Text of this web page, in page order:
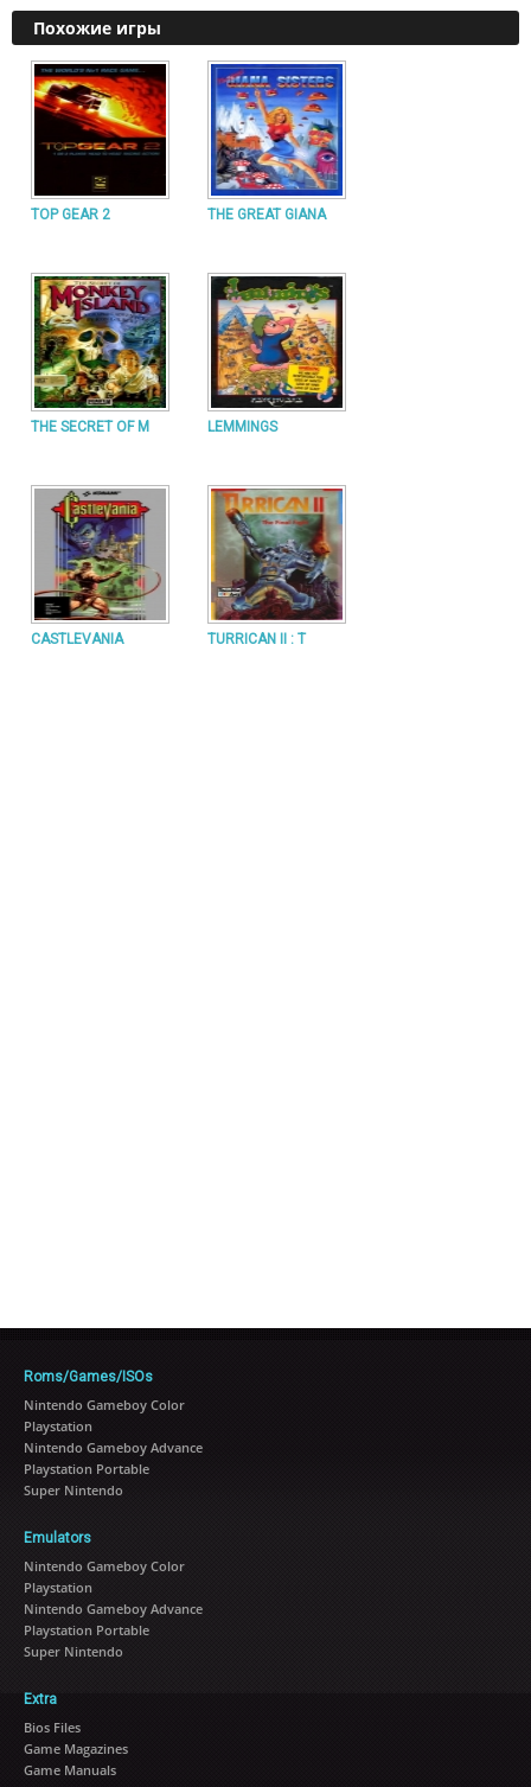
Похожие игры
TOP GEAR 2 THE GREAT GIANA
THE SECRET OF M LEMMINGS
CASTLEVANIA TURRICAN II : T
Roms/Games/ISOs
Nintendo Gameboy Color
Playstation
Nintendo Gameboy Advance
Playstation Portable
Super Nintendo
Emulators
Nintendo Gameboy Color
Playstation
Nintendo Gameboy Advance
Playstation Portable
Super Nintendo
Extra
Bios Files
Game Magazines
Game Manuals